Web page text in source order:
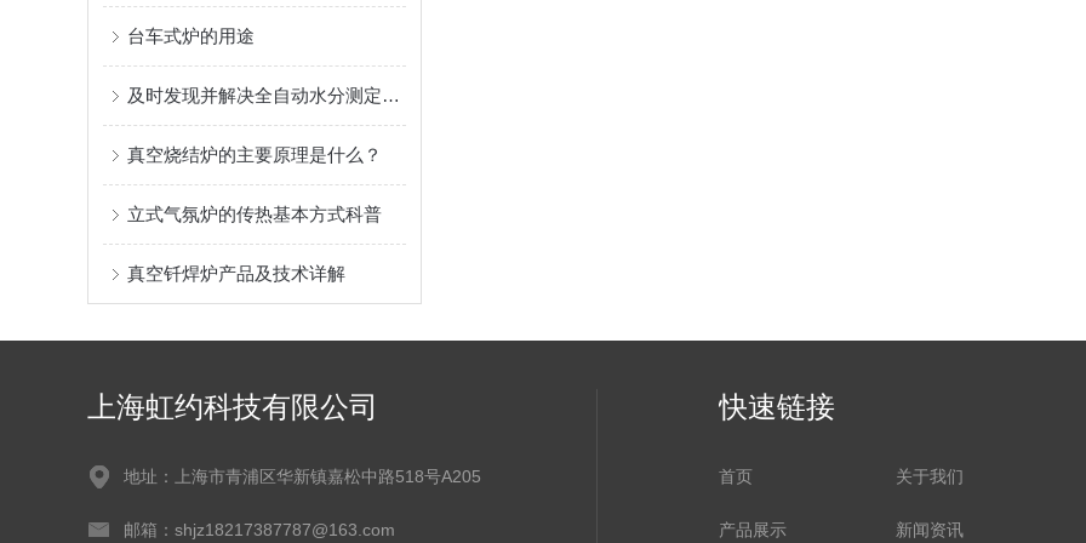
台车式炉的用途
及时发现并解决全自动水分测定仪故障可确保测试结果的准确性
真空烧结炉的主要原理是什么？
立式气氛炉的传热基本方式科普
真空钎焊炉产品及技术详解
上海虹约科技有限公司
地址：上海市青浦区华新镇嘉松中路518号A205
邮箱：shjz18217387787@163.com
快速链接
首页 关于我们
产品展示 新闻资讯